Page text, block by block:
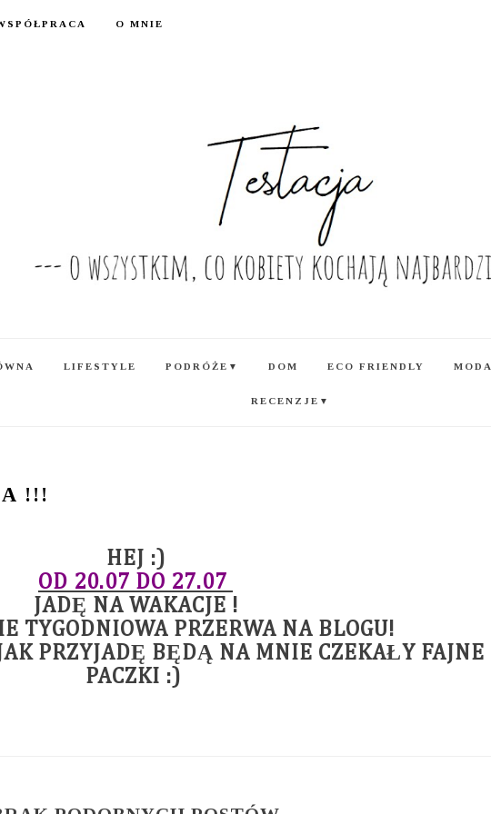
O MNIE
LIFESTYLE PODRÓŻE ▼ DOM ECO FRIENDLY MODA
RECENZJE ▼
!!!
HEJ :)
OD 20.07 DO 27.07
JADĘ NA WAKACJE !
TYGODNIOWA PRZERWA NA BLOGU!
PRZYJADĘ BĘDĄ NA MNIE CZEKAŁY FAJNE
PACZKI :)